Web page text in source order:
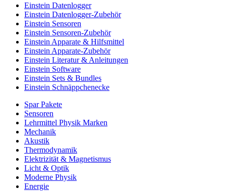
Einstein Datenlogger
Einstein Datenlogger-Zubehör
Einstein Sensoren
Einstein Sensoren-Zubehör
Einstein Apparate & Hilfsmittel
Einstein Apparate-Zubehör
Einstein Literatur & Anleitungen
Einstein Software
Einstein Sets & Bundles
Einstein Schnäppchenecke
Spar Pakete
Sensoren
Lehrmittel Physik Marken
Mechanik
Akustik
Thermodynamik
Elektrizität & Magnetismus
Licht & Optik
Moderne Physik
Energie